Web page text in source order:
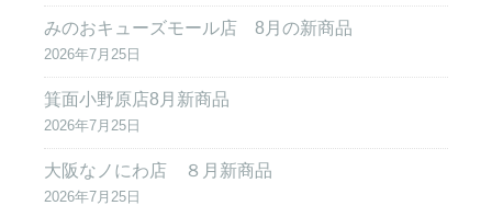
みのおキューズモール店 8月の新商品
2026年7月25日
箕面小野原店8月新商品
2026年7月25日
大阪なノにわ店 ８月新商品
2026年7月25日